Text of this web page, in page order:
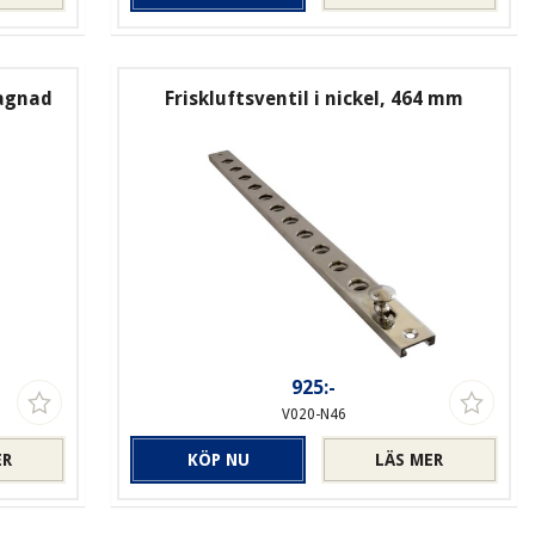
Friskluftsventil i nickel, 464 mm
925:-
V020-N46
LÄS MER
KÖP NU